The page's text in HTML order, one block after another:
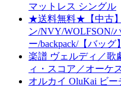
マットレス シングル
★送料無料★【中古
ン/NVY/WOLFSON/
ー/backpack/【バッグ】
楽譜 ヴェルディ／歌
ィ・スコア／オーケ
オルカイ OluKai ビー